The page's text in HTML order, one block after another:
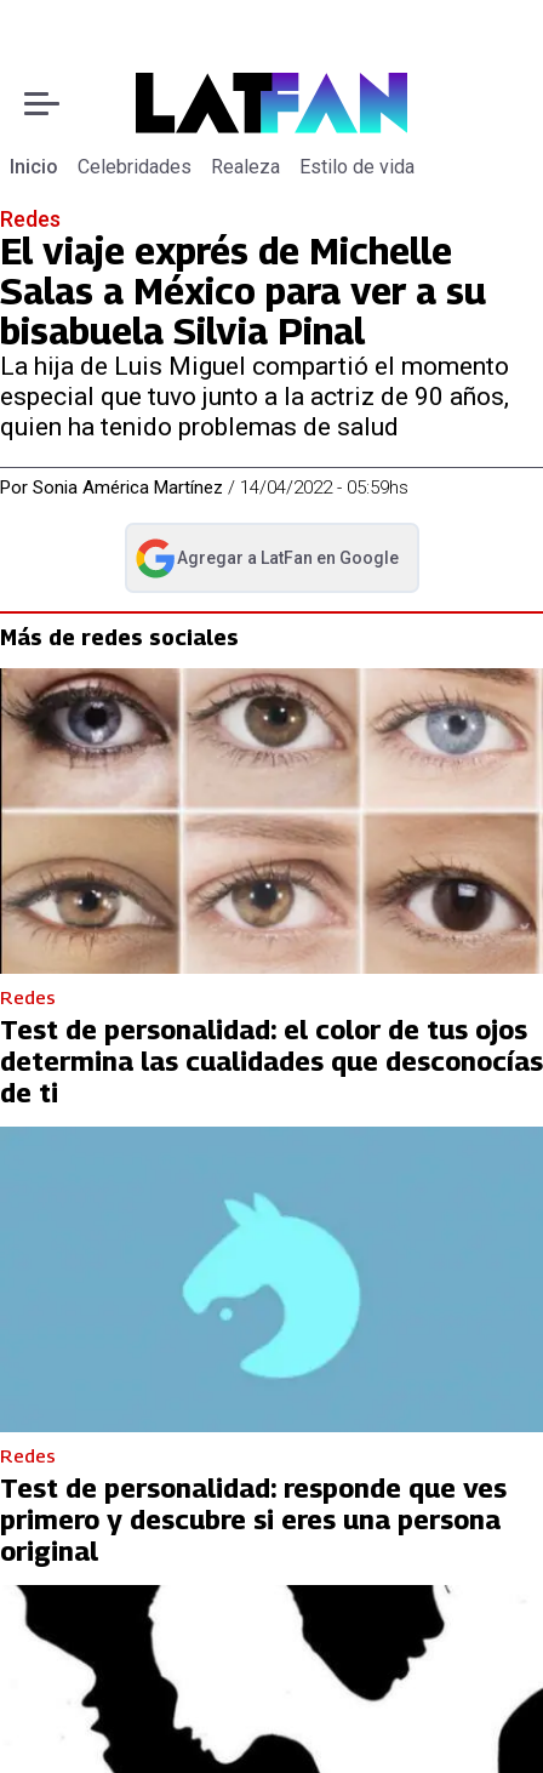
Inicio Celebridades Realeza Estilo de vida
Redes
El viaje exprés de Michelle
Salas a México para ver a su
bisabuela Silvia Pinal
La hija de Luis Miguel compartió el momento
especial que tuvo junto a la actriz de 90 años,
quien ha tenido problemas de salud
Por Sonia América Martínez / 14/04/2022 - 05:59hs
Agregar a LatFan en Google
abre en nueva pestaña
Más de redes sociales
Redes
Test de personalidad: el color de tus ojos
determina las cualidades que desconocías
de ti
Redes
Test de personalidad: responde que ves
primero y descubre si eres una persona
original